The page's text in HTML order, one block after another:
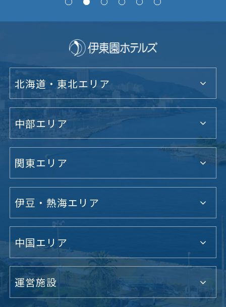
北海道・東北エリア
中部エリア
関東エリア
伊豆・熱海エリア
中国エリア
運営施設